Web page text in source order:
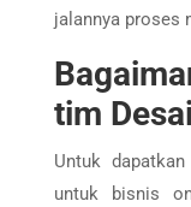
jalannya proses
tim
Untuk
untuk bisnis